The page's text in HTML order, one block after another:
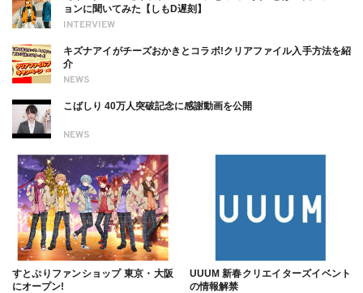
INTERVIEW
ョンに聞いてみた【しもD遅刻】
NEWS
キズナアイがチーズおかきとコラボ!クリアファイル入手方法を紹
介
NEWS
こばしり 40万人突破記念に感謝動画を公開
すとぷりファンショップ 東京・大阪
にオープン!
UUUM 新春クリエイターズイベント
の情報解禁